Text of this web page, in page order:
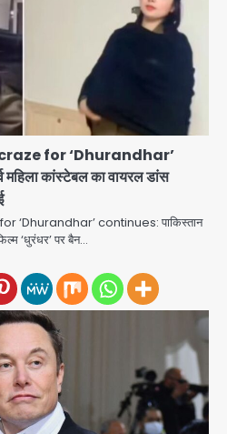
for ‘Dhurandhar’
कांस्टेबल का वायरल डांस
continues: पाकिस्तान
‘धुरंधर’ पर बैन…
Authority: कर्तव्यनिष्ठा की
मूसलाधार बारिश के बीच नोएडा
ने संभाला मोर्चा, सेक्टर 105
ने जताया आभार
Kumar